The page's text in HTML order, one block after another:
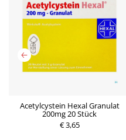
Acetylcystein Hexal Granulat
200mg 20 Stück
€ 3,65